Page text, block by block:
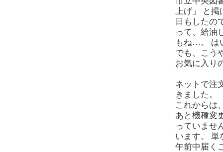
上げ」 と掲
日もしたの
って、給油
もね…。 は
でも、こう
お気に入り
ネットで注
きました。
これからは
あと機種変
っていませ
います。 単
午前中届く